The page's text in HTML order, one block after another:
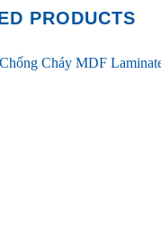
PRODUCTS